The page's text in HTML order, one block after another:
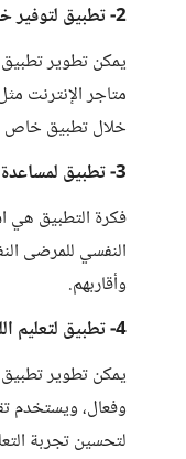
2- تطبيق لتوفير خدمة الشحن السريع
يمكن تطوير
متاجر الإنترنت
خلال تطبيق خاص
3- تطبيق لمساعدة المرضى النفسيين
فكرة التطبيق هي
النفسي للمرضى
وأقاربهم.
4- تطبيق لتعليم اللغات
يمكن تطوير
وفعال، ويستخدم
لتحسين تجربة